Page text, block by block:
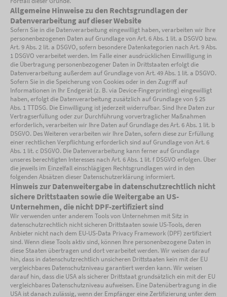
Allgemeine Hinweise zu den Rechtsgrundlagen der
Datenverarbeitung auf dieser Website
Sofern Sie in die Datenverarbeitung eingewilligt haben, verarbeiten wir Ihre
personenbezogenen Daten auf Grundlage von Art. 6 Abs. 1 lit. a DSGVO bzw.
Art. 9 Abs. 2 lit. a DSGVO, sofern besondere Datenkategorien nach Art. 9 Abs.
1 DSGVO verarbeitet werden. Im Falle einer ausdrücklichen Einwilligung in
die Übertragung personenbezogener Daten in Drittstaaten erfolgt die
Datenverarbeitung außerdem auf Grundlage von Art. 49 Abs. 1 lit. a DSGVO.
Sofern Sie in die Speicherung von Cookies oder in den Zugriff auf
Informationen in Ihr Endgerät (z. B. via Device-Fingerprinting) eingewilligt
haben, erfolgt die Datenverarbeitung zusätzlich auf Grundlage von § 25
Abs. 1 TTDSG. Die Einwilligung ist jederzeit widerrufbar. Sind Ihre Daten zur
Vertragserfüllung oder zur Durchführung vorvertraglicher Maßnahmen
erforderlich, verarbeiten wir Ihre Daten auf Grundlage des Art. 6 Abs. 1 lit. b
DSGVO. Des Weiteren verarbeiten wir Ihre Daten, sofern diese zur Erfüllung
einer rechtlichen Verpflichtung erforderlich sind auf Grundlage von Art. 6
Abs. 1 lit. c DSGVO. Die Datenverarbeitung kann ferner auf Grundlage
unseres berechtigten Interesses nach Art. 6 Abs. 1 lit. f DSGVO erfolgen. Über
die jeweils im Einzelfall einschlägigen Rechtsgrundlagen wird in den
folgenden Absätzen dieser Datenschutzerklärung informiert.
Hinweis zur Datenweitergabe in datenschutzrechtlich nicht
sichere Drittstaaten sowie die Weitergabe an US-
Unternehmen, die nicht DPF-zertifiziert sind
Wir verwenden unter anderem Tools von Unternehmen mit Sitz in
datenschutzrechtlich nicht sicheren Drittstaaten sowie US-Tools, deren
Anbieter nicht nach dem EU-US-Data Privacy Framework (DPF) zertifiziert
sind. Wenn diese Tools aktiv sind, können Ihre personenbezogene Daten in
diese Staaten übertragen und dort verarbeitet werden. Wir weisen darauf
hin, dass in datenschutzrechtlich unsicheren Drittstaaten kein mit der EU
vergleichbares Datenschutzniveau garantiert werden kann. Wir weisen
darauf hin, dass die USA als sicherer Drittstaat grundsätzlich ein mit der EU
vergleichbares Datenschutzniveau aufweisen. Eine Datenübertragung in die
USA ist danach zulässig, wenn der Empfänger eine Zertifizierung unter dem